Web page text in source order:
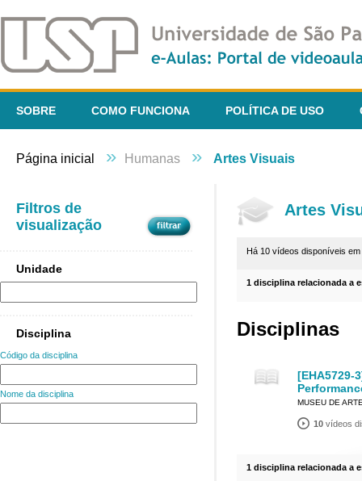
SOBRE COMO FUNCIONA POLÍTICA DE USO
Página inicial » Humanas » Artes Visuais
Filtros de
visualização
Unidade
Disciplina
Código da disciplina
Nome da disciplina
Artes
Há 10 vídeos disponíveis em
1 disciplina relacionada a
Disciplinas
[EHA5729-
MUSEU DE
10 vídeos
1 disciplina relacionada a